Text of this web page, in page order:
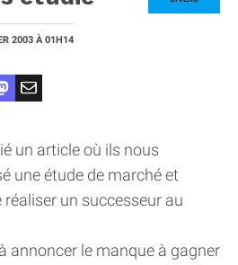
2003 À 01H14
un article où ils nous
une étude de marché et
un successeur au
annoncer le manque à gagner